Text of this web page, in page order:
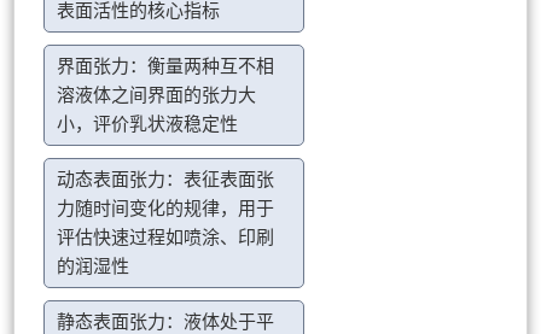
表面活性的核心指标
界面张力：衡量两种互不相
溶液体之间界面的张力大
小，评价乳状液稳定性
动态表面张力：表征表面张
力随时间变化的规律，用于
评估快速过程如喷涂、印刷
的润湿性
静态表面张力：液体处于平